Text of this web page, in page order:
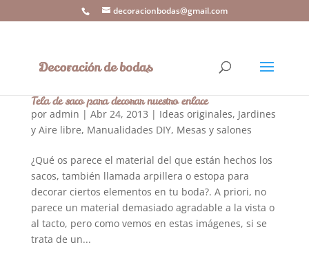
decoracionbodas@gmail.com
Tela de saco para decorar nuestro enlace
por admin | Abr 24, 2013 | Ideas originales, Jardines
y Aire libre, Manualidades DIY, Mesas y salones
¿Qué os parece el material del que están hechos los
sacos, también llamada arpillera o estopa para
decorar ciertos elementos en tu boda?. A priori, no
parece un material demasiado agradable a la vista o
al tacto, pero como vemos en estas imágenes, si se
trata de un...